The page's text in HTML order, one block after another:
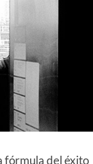
fórmula del éxito